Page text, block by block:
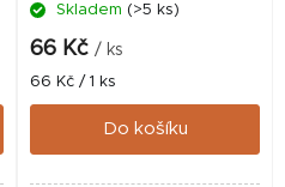
Skladem (>5 ks)
66 Kč / ks
Měrná
cena:
66 Kč / 1 ks
Do košíku